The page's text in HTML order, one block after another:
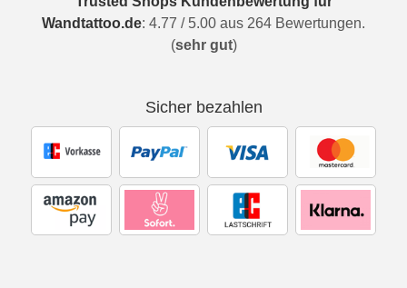
Wandtattoo.de: 4.77 / 5.00 aus 264 Bewertungen.
(sehr gut)
Sicher bezahlen